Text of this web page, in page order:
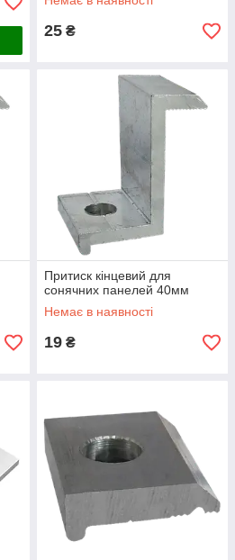
25 ₴
Притиск кінцевий для
сонячних панелей 40мм
Немає в наявності
19 ₴